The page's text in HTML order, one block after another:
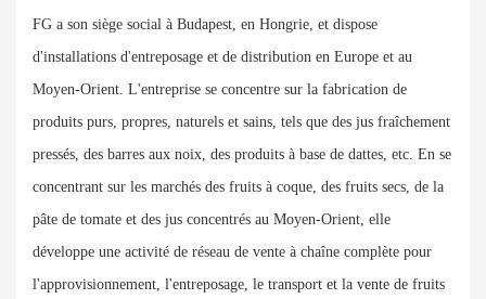
FG a son siège social à Budapest, en Hongrie, et dispose
d'installations d'entreposage et de distribution en Europe et au
Moyen-Orient. L'entreprise se concentre sur la fabrication de
produits purs, propres, naturels et sains, tels que des jus fraîchement
pressés, des barres aux noix, des produits à base de dattes, etc. En se
concentrant sur les marchés des fruits à coque, des fruits secs, de la
pâte de tomate et des jus concentrés au Moyen-Orient, elle
développe une activité de réseau de vente à chaîne complète pour
l'approvisionnement, l'entreposage, le transport et la vente de fruits